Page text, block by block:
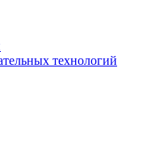
технологий